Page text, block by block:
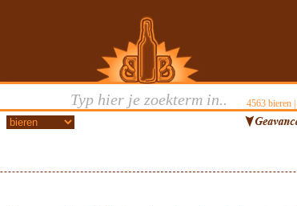
4563bieren |